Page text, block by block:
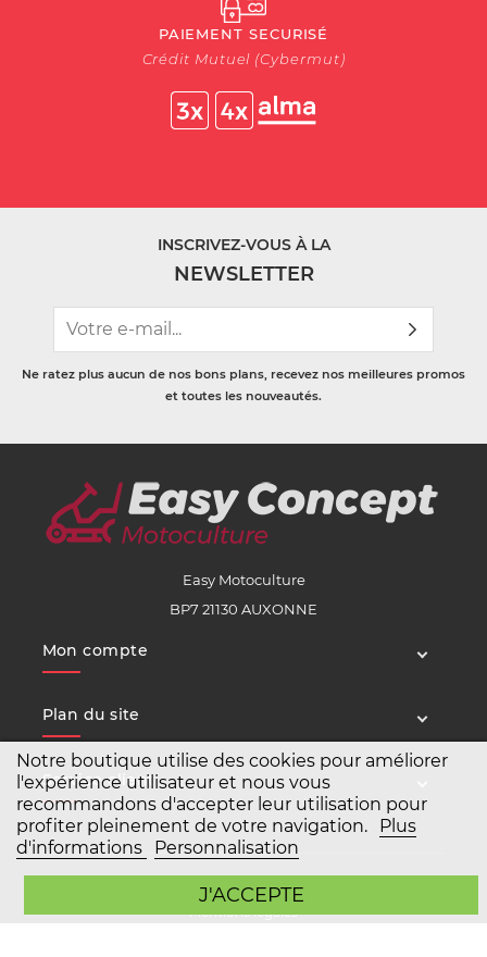
Notre boutique utilise des cookies pour améliorer
l'expérience utilisateur et nous vous
recommandons d'accepter leur utilisation pour
profiter pleinement de votre navigation.
Plus
d'informations
Personnalisation
J'ACCEPTE
PAIEMENT SECURISÉ
Crédit Mutuel (Cybermut)
INSCRIVEZ-VOUS À LA
NEWSLETTER
Ne ratez plus aucun de nos bons plans, recevez nos meilleures promos
et toutes les nouveautés.
Easy Motoculture
BP7 21130 AUXONNE
Mon compte
Plan du site
Service client
Mentions légales